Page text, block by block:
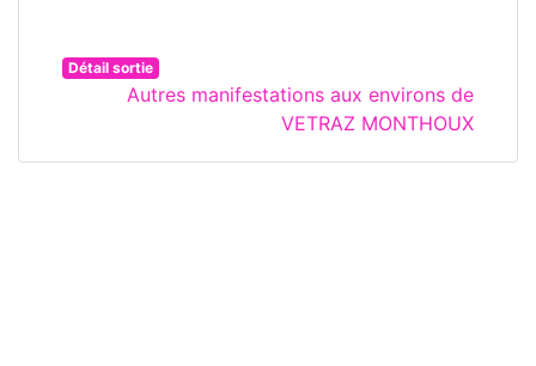
Détail sortie
Autres manifestations aux environs de
VETRAZ MONTHOUX